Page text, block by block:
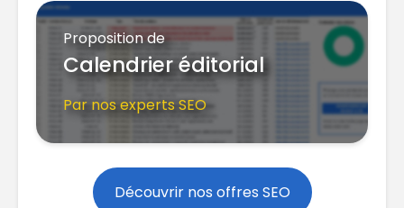
Proposition de
Calendrier éditorial
Par nos experts SEO
Découvrir nos offres SEO